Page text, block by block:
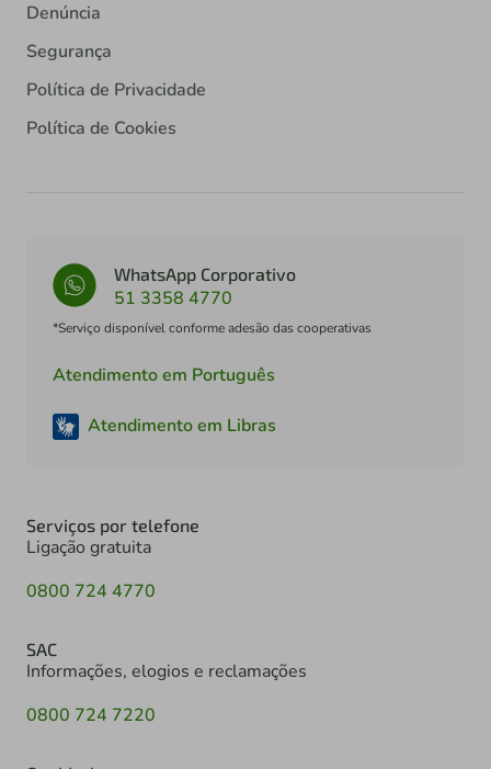
Denúncia
Segurança
Política de Privacidade
Política de Cookies
WhatsApp Corporativo
51 3358 4770
*Serviço disponível conforme adesão das cooperativas
Atendimento em Português
Atendimento em Libras
Serviços por telefone
Ligação gratuita
0800 724 4770
SAC
Informações, elogios e reclamações
0800 724 7220